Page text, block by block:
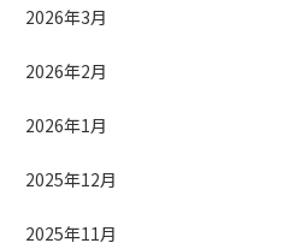
2026年3月
2026年2月
2026年1月
2025年12月
2025年11月